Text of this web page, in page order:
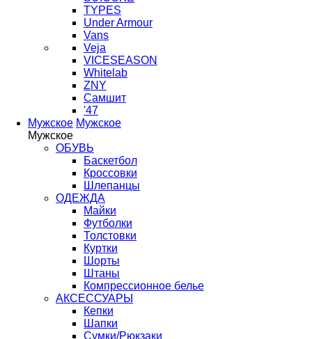
TYPES
Under Armour
Vans
Veja
VICESEASON
Whitelab
ZNY
Самшит
'47
Мужское Мужское
Мужское
ОБУВЬ
Баскетбол
Кроссовки
Шлепанцы
ОДЕЖДА
Майки
Футболки
Толстовки
Куртки
Шорты
Штаны
Компрессионное белье
АКСЕССУАРЫ
Кепки
Шапки
Сумки/Рюкзаки